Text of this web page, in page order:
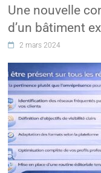
Une nouvelle
d’un bâtiment
2 mars 2024